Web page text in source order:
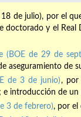
18 de julio), por el
doctorado y el
(BOE de 29 de
aseguramiento de
de 3 de junio) , por
e introducción de
3 de febrero), por el